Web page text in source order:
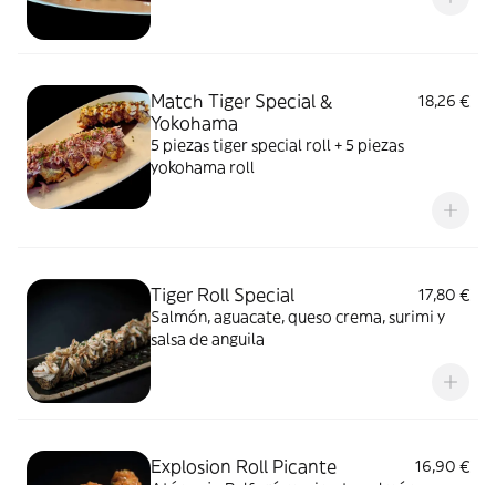
Match Tiger Special &
Yokohama
18,26 €
5 piezas tiger special roll + 5 piezas
yokohama roll
Tiger Roll Special
17,80 €
Salmón, aguacate, queso crema, surimi y
salsa de anguila
Explosion Roll Picante
16,90 €